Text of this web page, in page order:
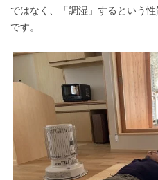
ではなく、「調湿」するという
です。